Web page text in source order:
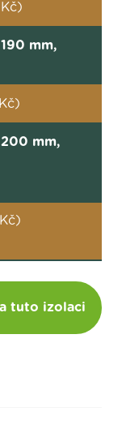
mm,
mm,
tuto izolaci